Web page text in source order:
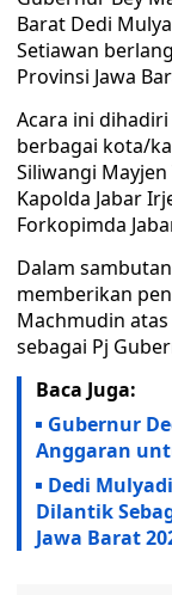
Barat Dedi
Setiawan
Provinsi Jawa
Acara ini
berbagai kota/
Siliwangi
Kapolda Jabar
Forkopimda
Dalam
memberikan
Machmudin
sebagai Pj
Baca Juga:
Gubernur
Anggaran
Dedi
Dilantik
Jawa Barat